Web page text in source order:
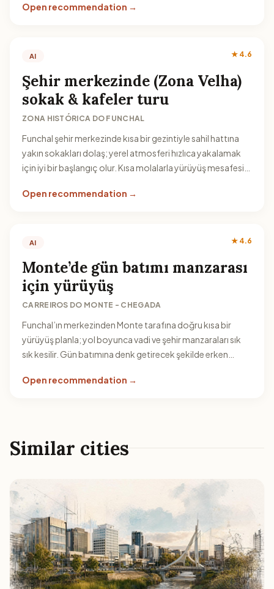
Open recommendation →
AI ★ 4.6
Şehir merkezinde (Zona Velha)
sokak & kafeler turu
ZONA HISTÓRICA DO FUNCHAL
Funchal şehir merkezinde kısa bir gezintiyle sahil hattına
yakın sokakları dolaş; yerel atmosferi hızlıca yakalamak
için iyi bir başlangıç olur. Kısa molalarla yürüyüş mesafesini
Open recommendation →
AI ★ 4.6
Monte’de gün batımı manzarası
için yürüyüş
CARREIROS DO MONTE - CHEGADA
Funchal’ın merkezinden Monte tarafına doğru kısa bir
yürüyüş planla; yol boyunca vadi ve şehir manzaraları sık
sık kesilir. Gün batımına denk getirecek şekilde erken
Open recommendation →
Similar cities